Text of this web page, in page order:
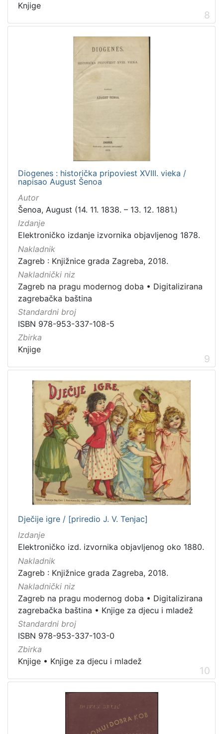
Knjige
8
Diogenes : historička pripoviest XVIII. vieka /
napisao August Šenoa
Autor
Šenoa, August (14. 11. 1838. – 13. 12. 1881.)
Izdanje
Elektroničko izdanje izvornika objavljenog 1878.
Nakladnik
Zagreb : Knjižnice grada Zagreba, 2018.
Nakladnički niz
Zagreb na pragu modernog doba • Digitalizirana
zagrebačka baština
Standardni broj
ISBN 978-953-337-108-5
Zbirka
Knjige
9
Dječije igre / [priredio J. V. Tenjac]
Izdanje
Elektroničko izd. izvornika objavljenog oko 1880.
Nakladnik
Zagreb : Knjižnice grada Zagreba, 2018.
Nakladnički niz
Zagreb na pragu modernog doba • Digitalizirana
zagrebačka baština • Knjige za djecu i mladež
Standardni broj
ISBN 978-953-337-103-0
Zbirka
Knjige • Knjige za djecu i mladež
10